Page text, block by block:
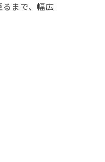
まで、幅広